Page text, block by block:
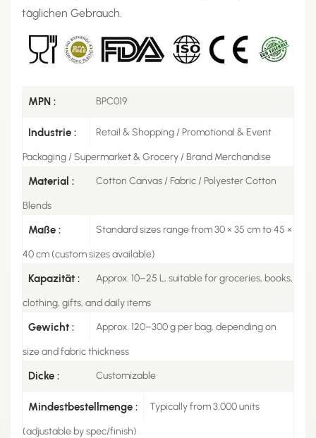
täglichen Gebrauch.
MPN : BPC019
Industrie : Retail & Shopping / Promotional & Event
Packaging / Supermarket & Grocery / Brand Merchandise
Material : Cotton Canvas / Fabric / Polyester Cotton
Blends
Maße : Standard sizes range from 30 × 35 cm to 45 ×
40 cm (custom sizes available)
Kapazität : Approx. 10–25 L, suitable for groceries, books,
clothing, gifts, and daily items
Gewicht : Approx. 120–300 g per bag, depending on
size and fabric thickness
Dicke : Customizable
Mindestbestellmenge : Typically from 3,000 units
(adjustable by spec/finish)